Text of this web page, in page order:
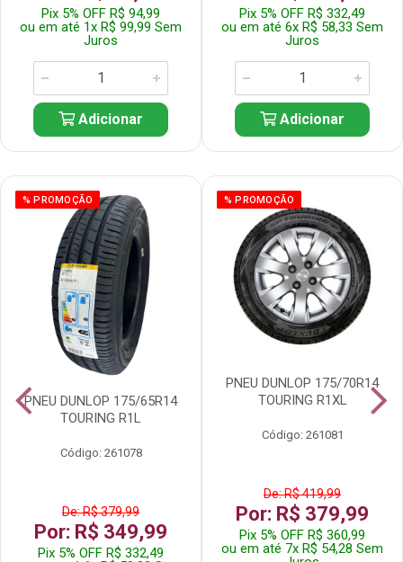
Pix 5% OFF R$ 94,99
ou em até 1x R$ 99,99 Sem
Juros
Adicionar
Pix 5% OFF R$ 332,49
ou em até 6x R$ 58,33 Sem
Juros
Adicionar
% PROMOÇÃO
PNEU DUNLOP 175/65R14
TOURING R1L
Código: 261078
De: R$ 379,99
Por: R$ 349,99
Pix 5% OFF R$ 332,49
% PROMOÇÃO
PNEU DUNLOP 175/70R14
TOURING R1XL
Código: 261081
De: R$ 419,99
Por: R$ 379,99
Pix 5% OFF R$ 360,99
ou em até 7x R$ 54,28 Sem